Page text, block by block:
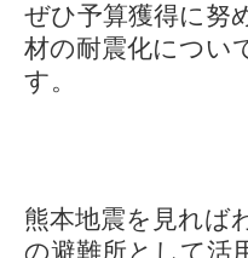
ぜひ予算獲得に努
材の耐震化につい
す。
熊本地震を見れば
の避難所として活